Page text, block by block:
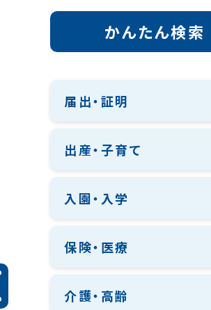
かんたん検索
届出・証明
出産・子育て
入園・入学
保険・医療
介護・高齢